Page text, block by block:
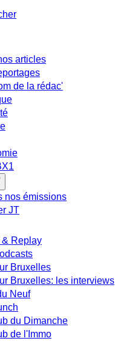
articles
de la rédac'
nos émissions
JT
& Replay
Bruxelles
Bruxelles: les interviews
Neuf
du Dimanche
de l'Immo